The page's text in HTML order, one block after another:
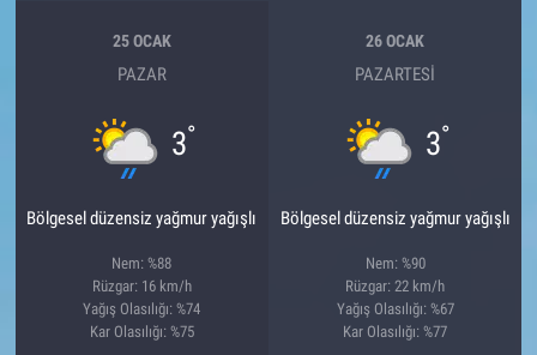
25 OCAK
PAZAR
3°
Bölgesel düzensiz yağmur yağışlı
Nem: %88
Rüzgar: 16 km/h
Yağış Olasılığı: %74
Kar Olasılığı: %75
26 OCAK
PAZARTESI
3°
Bölgesel düzensiz yağmur yağışlı
Nem: %90
Rüzgar: 22 km/h
Yağış Olasılığı: %67
Kar Olasılığı: %77